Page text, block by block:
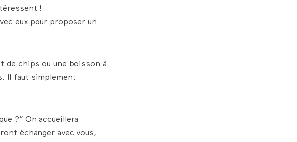
!
eux pour proposer un
de chips ou une boisson à
Il faut simplement
?” On accueillera
échanger avec vous,